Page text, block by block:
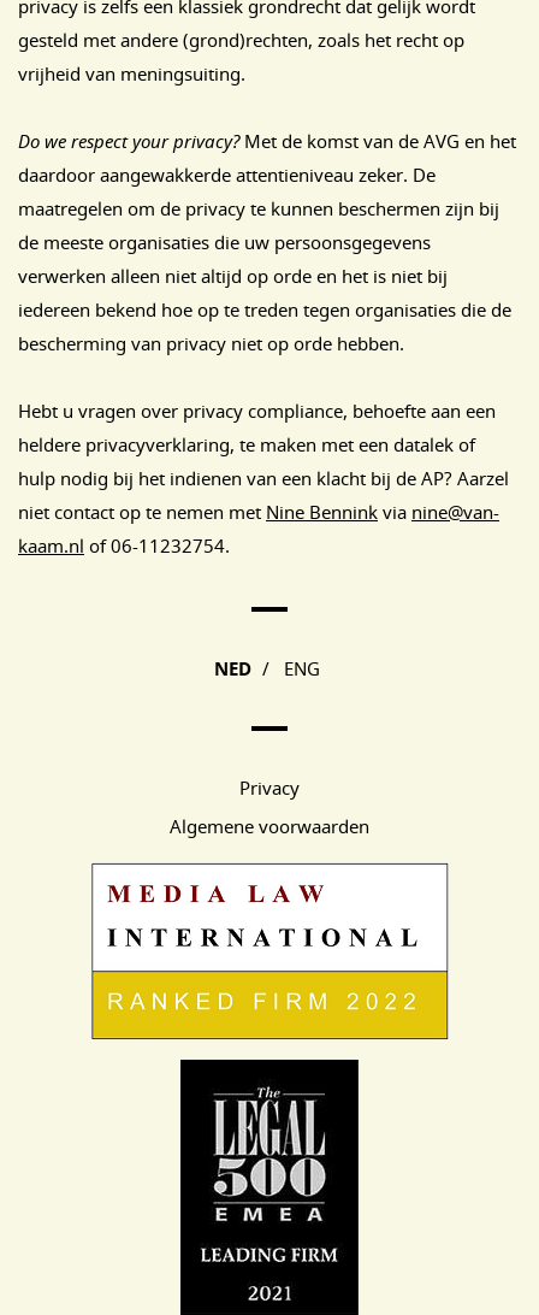
privacy is zelfs een klassiek grondrecht dat gelijk wordt
gesteld met andere (grond)rechten, zoals het recht op
vrijheid van meningsuiting.
Do we respect your privacy? Met de komst van de AVG en het
daardoor aangewakkerde attentieniveau zeker. De
maatregelen om de privacy te kunnen beschermen zijn bij
de meeste organisaties die uw persoonsgegevens
verwerken alleen niet altijd op orde en het is niet bij
iedereen bekend hoe op te treden tegen organisaties die de
bescherming van privacy niet op orde hebben.
Hebt u vragen over privacy compliance, behoefte aan een
heldere privacyverklaring, te maken met een datalek of
hulp nodig bij het indienen van een klacht bij de AP? Aarzel
niet contact op te nemen met Nine Bennink via nine@van-
kaam.nl of 06-11232754.
NED / ENG
Privacy
Algemene voorwaarden